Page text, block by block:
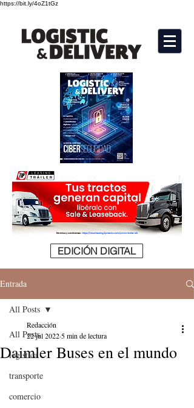
https://bit.ly/4oZ1tGz
EDICIÓN DIGITAL
Entrada
All Posts
logistica
transporte
comercio
All Posts
Daimler Buses en el mundo
Redacción
22 jul 2022 5 min de lectura